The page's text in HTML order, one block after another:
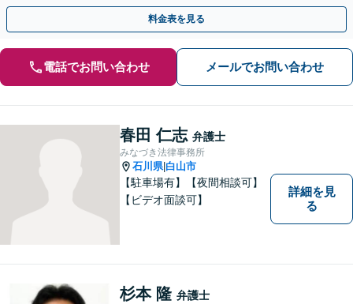
職場環境づくりを全力でサポートいたします。
料金表を見る
電話でお問い合わせ メールでお問い合わせ
春田 仁志 弁護士
みなづき法律事務所
石川県| 白山市
【駐車場有】【夜間相談可】
【ビデオ面談可】
詳細を見
る
杉本 隆 弁護士